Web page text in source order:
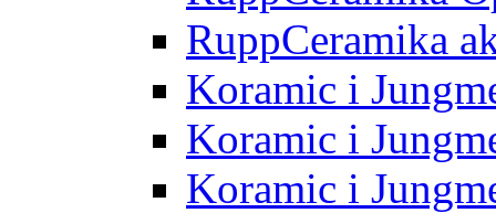
RuppCeramika
Koramic i
Koramic i
Koramic i